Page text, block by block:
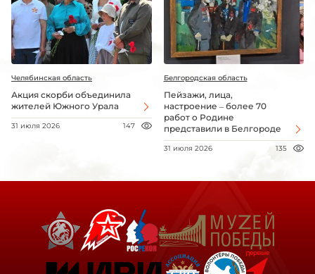
Челябинская область
Акция скорби объединила
жителей Южного Урала
31 июля 2026 147
Белгородская область
Пейзажи, лица,
настроение – более 70
работ о Родине
представили в Белгороде
31 июля 2026 135